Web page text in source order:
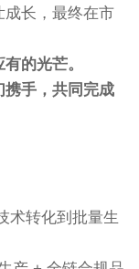
成长，最终在市
的光芒。
携手，共同完成
术转化到批量生